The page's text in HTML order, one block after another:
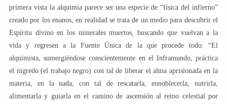
primera vista la alquimia parece ser una especie de “física del infierno”
creado por los enanos, en realidad se trata de un medio para descubrir el
Espíritu divino en los minerales muertos, buscando que vuelvan a la
vida y regresen a la Fuente Única de la que procede todo: “El
alquimista, sumergiéndose conscientemente en el Inframundo, práctica
el nigredo (el trabajo negro) con tal de liberar el alma aprisionada en la
materia, en la nada, con tal de rescatarla, ennoblecerla, nutrirla,
alimentarla y guiarla en el camino de ascensión al reino celestial por